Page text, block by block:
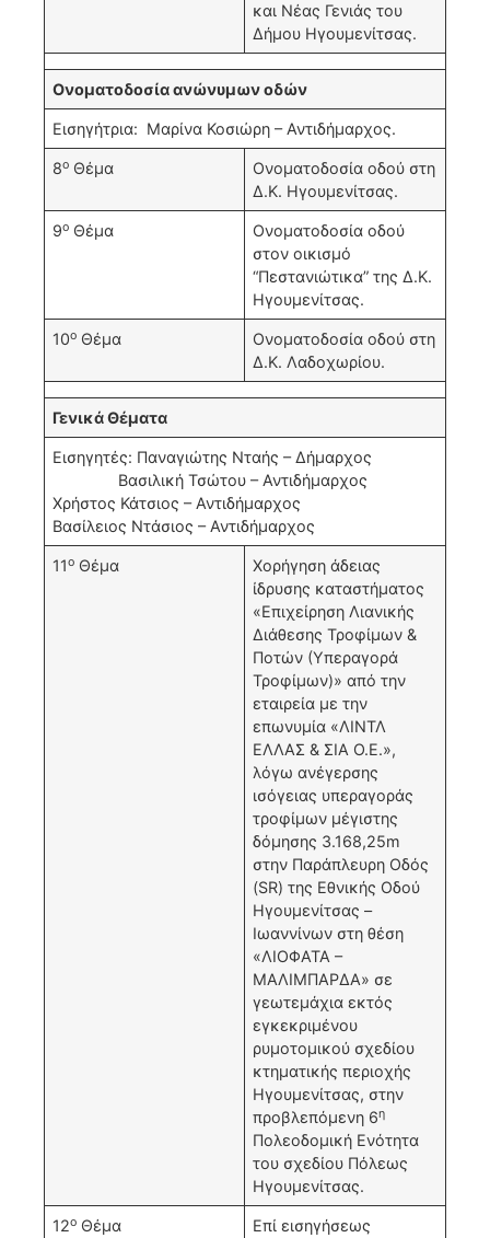
και Νέας Γενιάς του
Δήμου Ηγουμενίτσας.
Ονοματοδοσία ανώνυμων οδών
Εισηγήτρια: Μαρίνα Κοσιώρη – Αντιδήμαρχος.
8ο Θέμα
Ονοματοδοσία οδού στη
Δ.Κ. Ηγουμενίτσας.
9ο Θέμα
Ονοματοδοσία οδού
στον οικισμό
“Πεστανιώτικα” της Δ.Κ.
Ηγουμενίτσας.
10ο Θέμα
Ονοματοδοσία οδού στη
Δ.Κ. Λαδοχωρίου.
Γενικά Θέματα
Εισηγητές: Παναγιώτης Νταής – Δήμαρχος
Βασιλική Τσώτου – Αντιδήμαρχος
Χρήστος Κάτσιος – Αντιδήμαρχος
Βασίλειος Ντάσιος – Αντιδήμαρχος
11ο Θέμα
Χορήγηση άδειας
ίδρυσης καταστήματος
«Επιχείρηση Λιανικής
Διάθεσης Τροφίμων &
Ποτών (Υπεραγορά
Τροφίμων)» από την
εταιρεία με την
επωνυμία «ΛΙΝΤΛ
ΕΛΛΑΣ & ΣΙΑ Ο.Ε.»,
λόγω ανέγερσης
ισόγειας υπεραγοράς
τροφίμων μέγιστης
δόμησης 3.168,25m
στην Παράπλευρη Οδός
(SR) της Εθνικής Οδού
Ηγουμενίτσας –
Ιωαννίνων στη θέση
«ΛΙΟΦΑΤΑ –
ΜΑΛΙΜΠΑΡΔΑ» σε
γεωτεμάχια εκτός
εγκεκριμένου
ρυμοτομικού σχεδίου
κτηματικής περιοχής
Ηγουμενίτσας, στην
προβλεπόμενη 6η
Πολεοδομική Ενότητα
του σχεδίου Πόλεως
Ηγουμενίτσας.
12ο Θέμα
Επί εισηγήσεως